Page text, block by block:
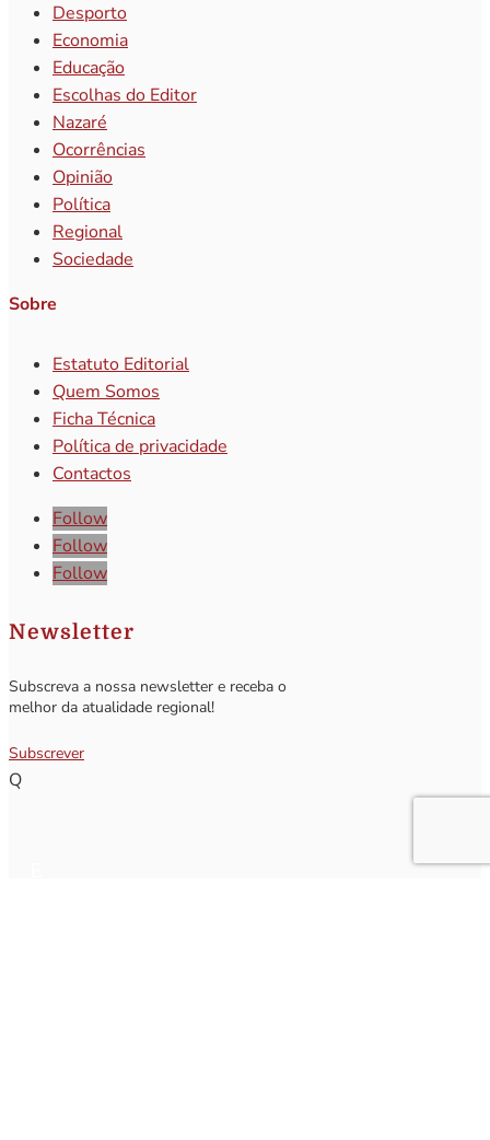
Desporto
Economia
Educação
Escolhas do Editor
Nazaré
Ocorrências
Opinião
Política
Regional
Sociedade
Sobre
Estatuto Editorial
Quem Somos
Ficha Técnica
Política de privacidade
Contactos
Follow
Follow
Follow
Newsletter
Subscreva a nossa newsletter e receba o
melhor da atualidade regional!
Subscrever
Q